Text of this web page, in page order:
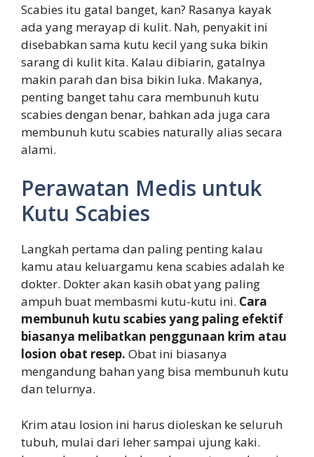
Scabies itu gatal banget, kan? Rasanya kayak
ada yang merayap di kulit. Nah, penyakit ini
disebabkan sama kutu kecil yang suka bikin
sarang di kulit kita. Kalau dibiarin, gatalnya
makin parah dan bisa bikin luka. Makanya,
penting banget tahu cara membunuh kutu
scabies dengan benar, bahkan ada juga cara
membunuh kutu scabies naturally alias secara
alami.
Perawatan Medis untuk
Kutu Scabies
Langkah pertama dan paling penting kalau
kamu atau keluargamu kena scabies adalah ke
dokter. Dokter akan kasih obat yang paling
ampuh buat membasmi kutu-kutu ini. Cara
membunuh kutu scabies yang paling efektif
biasanya melibatkan penggunaan krim atau
losion obat resep. Obat ini biasanya
mengandung bahan yang bisa membunuh kutu
dan telurnya.
Krim atau losion ini harus dioleskan ke seluruh
tubuh, mulai dari leher sampai ujung kaki.